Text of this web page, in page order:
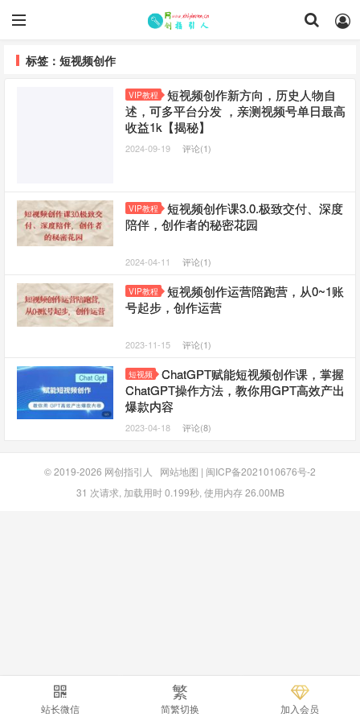
标签：短视频创作
VIP教程
短视频创作新方向，历史人物自
述，可多平台分发 ，亲测视频号单日最高
收益1k【揭秘】
2024-09-19 评论(1)
VIP教程
短视频创作课3.0.极致交付、深度
陪伴，创作者的秘密花园
2024-04-11 评论(1)
VIP教程
短视频创作运营陪跑营，​从0~1账
号起步，创作运营
2023-11-15 评论(1)
短视频
ChatGPT赋能短视频创作课，​掌握
ChatGPT操作方法，教你用GPT高效产出
爆款内容
2023-04-18 评论(8)
© 2019-2026 网创指引人 网站地图 | 闽ICP备2021010676号-2
31 次请求, 加载用时 0.199秒, 使用内存 26.00MB
站长微信
繁
简繁切换 加入会员